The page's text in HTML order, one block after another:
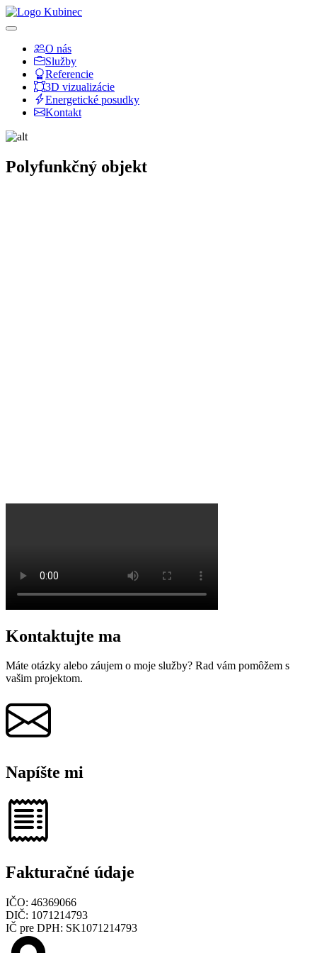
O nás
Služby
Referencie
3D vizualizácie
Energetické posudky
Kontakt
Polyfunkčný objekt
Kontaktujte ma
Máte otázky alebo záujem o moje služby? Rad vám pomôžem s
vašim projektom.
Napíšte mi
Fakturačné údaje
IČO: 46369066
DIČ: 1071214793
IČ pre DPH: SK1071214793